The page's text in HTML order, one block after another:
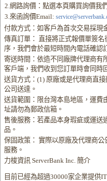
2.網路詢價：點選本頁購買詢價我
3.來函詢價Email:
付款方式：如客戶為首次交易採現
傳真訂單： 直接將正式報價單簽
序，我們會於最短時間內電話確認
寄送時間：依造不同廠牌代理商有
客戶端，我們收到您訂單時會同時
送貨方式：(1) 原廠或是代理商直
公司送達。
送貨範圍：限台灣本島地區，運費
址請勿為郵政信箱。
售後服務：若產品本身瑕疵或運送
品。
保固政策： 實際以原廠及代理商
服務。
力梭資訊 ServerBank Inc. 簡介
目前已經為超過30000家企業提供